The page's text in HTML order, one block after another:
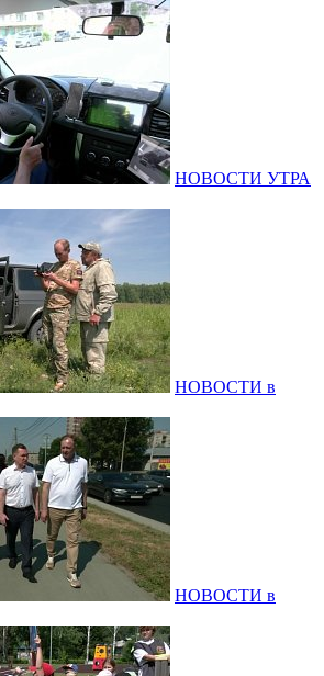
НОВОСТИ УТРА
НОВОСТИ в
НОВОСТИ в